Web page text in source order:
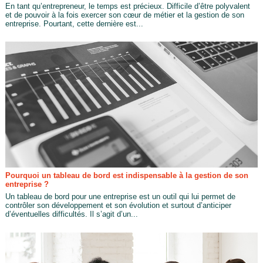
En tant qu’entrepreneur, le temps est précieux. Difficile d’être polyvalent
et de pouvoir à la fois exercer son cœur de métier et la gestion de son
entreprise. Pourtant, cette dernière est...
Pourquoi un tableau de bord est indispensable à la gestion de son
entreprise ?
Un tableau de bord pour une entreprise est un outil qui lui permet de
contrôler son développement et son évolution et surtout d’anticiper
d’éventuelles difficultés. Il s’agit d’un...